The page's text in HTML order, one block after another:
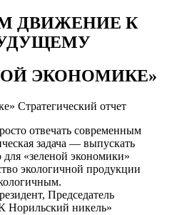
ДВИЖЕНИЕ К
ЭКОНОМИКЕ»
Стратегический отчет
отвечать современным
задача — выпускать
«зеленой экономики»
экологичной продукции
Председатель
никель»